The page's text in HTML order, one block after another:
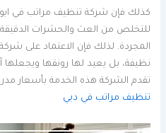
كذلك فإن شركة تنظيف مراتب في
للتخلص من العث والحشرات
المجردة. لذلك فإن الاعتماد على
نظيفة، بل يعيد لها رونقها ويجعلها
تقدم الشركة هذه الخدمة بأسعار
تنظيف مراتب في دبي